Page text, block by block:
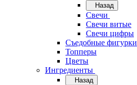
Назад
Свечи
Свечи витые
Свечи цифры
Съедобные фигурки
Топперы
Цветы
Ингредиенты
Назад